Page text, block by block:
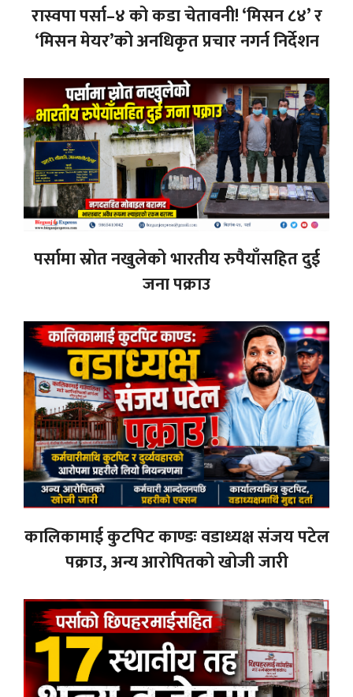
रास्वपा पर्सा–४ को कडा चेतावनी! ‘मिसन ८४’ र
‘मिसन मेयर’को अनधिकृत प्रचार नगर्न निर्देशन
पर्सामा स्रोत नखुलेको भारतीय रुपैयाँसहित दुई
जना पक्राउ
कालिकामाई कुटपिट काण्डः वडाध्यक्ष संजय पटेल
पक्राउ, अन्य आरोपितको खोजी जारी